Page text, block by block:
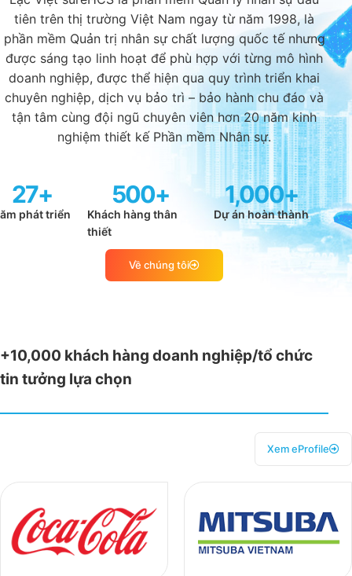
tiên trên thị trường Việt Nam ngay từ năm 1998, là
phần mềm Quản trị nhân sự chất lượng quốc tế nhưng
được sáng tạo linh hoạt để phù hợp với từng mô hình
doanh nghiệp, được thể hiện qua quy trình triển khai
chuyên nghiệp, dịch vụ bảo trì – bảo hành chu đáo và
tận tâm cùng đội ngũ chuyên viên hơn 20 năm kinh
nghiệm thiết kế Phần mềm Nhân sự.
phát triển
27+
Khách hàng thân
thiết
500+
Dự án hoàn thành
1,000+
Về chúng tôi
+10,000 khách hàng doanh nghiệp/tổ chức
tin tưởng lựa chọn
Xem eProfile